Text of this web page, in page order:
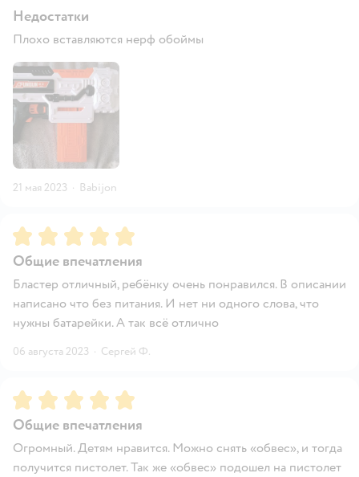
Недостатки
Плохо вставляются нерф обоймы
21 мая 2023 · Babijon
Рейтинг:5
Общие впечатления
Бластер отличный, ребёнку очень понравился. В описании
написано что без питания. И нет ни одного слова, что
нужны батарейки. А так всё отлично
06 августа 2023 · Сергей Ф.
Рейтинг:5
Общие впечатления
Огромный. Детям нравится. Можно снять «обвес», и тогда
получится пистолет. Так же «обвес» подошел на пистолет